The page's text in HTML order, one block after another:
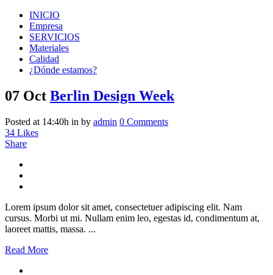
INICIO
Empresa
SERVICIOS
Materiales
Calidad
¿Dónde estamos?
07 Oct Berlin Design Week
Posted at 14:40h in by admin 0 Comments
34 Likes
Share
Lorem ipsum dolor sit amet, consectetuer adipiscing elit. Nam
cursus. Morbi ut mi. Nullam enim leo, egestas id, condimentum at,
laoreet mattis, massa. ...
Read More